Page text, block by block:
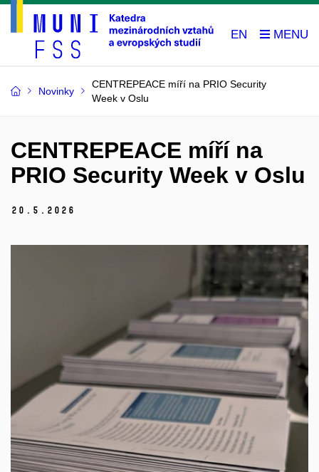
EN
Novinky
CENTREPEACE míří na PRIO Security
Week v Oslu
CENTREPEACE míří na
PRIO Security Week v Oslu
20. 5. 2026